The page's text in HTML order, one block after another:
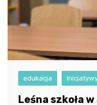
edukacja
Leśna szkoła